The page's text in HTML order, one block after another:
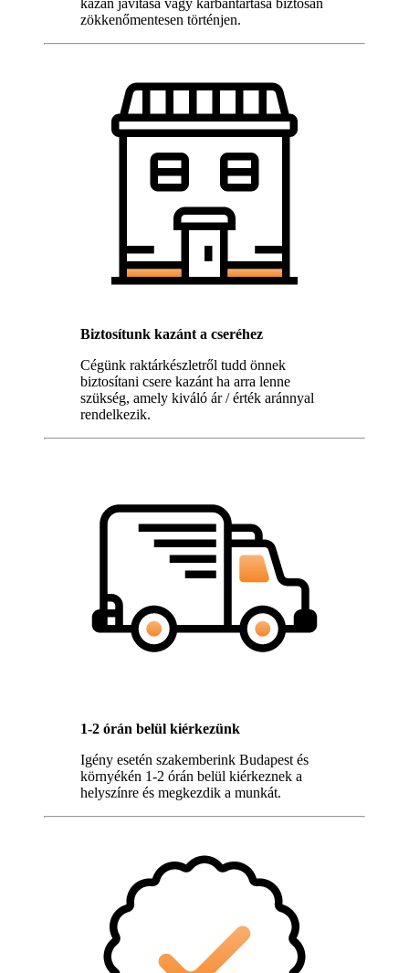
zökkenőmentesen történjen.
Biztosítunk kazánt a cseréhez
Cégünk raktárkészletről tudd önnek
biztosítani csere kazánt ha arra lenne
szükség, amely kiváló ár / érték aránnyal
rendelkezik.
1-2 órán belül kiérkezünk
Igény esetén szakemberink Budapest és
környékén 1-2 órán belül kiérkeznek a
helyszínre és megkezdik a munkát.